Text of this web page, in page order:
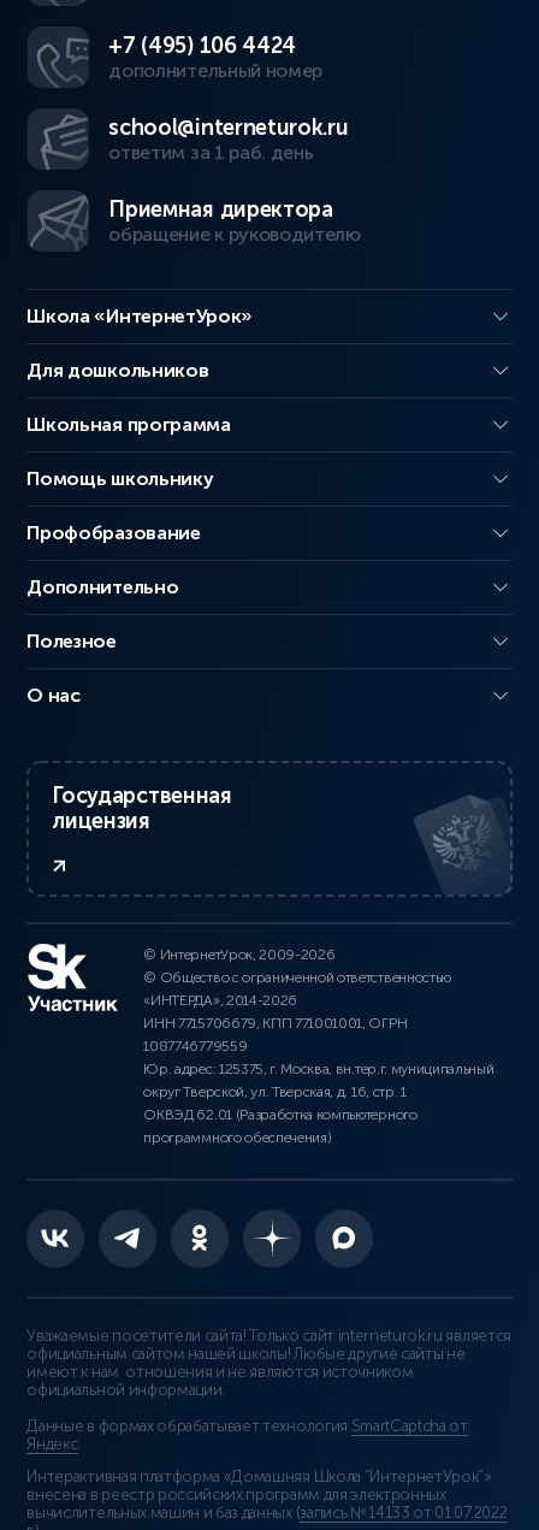
+7 (495) 106 4424
дополнительный номер
school@interneturok.ru
ответим за 1 раб. день
Приемная директора
обращение к руководителю
Школа «ИнтернетУрок»
Для дошкольников
Школьная программа
Помощь школьнику
Профобразование
Дополнительно
Полезное
О нас
Государственная
лицензия
© ИнтернетУрок, 2009-2026
© Общество с ограниченной ответственностью
«ИНТЕРДА», 2014-2026
ИНН 7715706679, КПП 771001001, ОГРН
1087746779559
Юр. адрес: 125375, г. Москва, вн.тер.г. муниципальный
округ Тверской, ул. Тверская, д. 16, стр. 1
ОКВЭД 62.01 (Разработка компьютерного
программного обеспечения)
Уважаемые посетители сайта! Только сайт interneturok.ru является
официальным сайтом нашей школы! Любые другие сайты не
имеют к нам отношения и не являются источником
официальной информации.
Данные в формах обрабатывает технология SmartCaptcha от
Яндекс
Интерактивная платформа «Домашняя Школа “ИнтернетУрок”»
внесена в реестр российских программ для электронных
вычислительных машин и баз данных (запись № 14133 от 01.07.2022